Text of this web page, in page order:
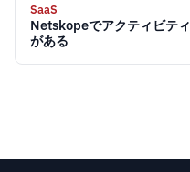
SaaS
Netskopeでアクティビテ
がある